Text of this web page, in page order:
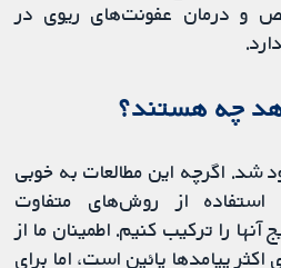
و درمان عفونت‌های ریوی در
چه هستند؟
شد. اگرچه این مطالعات به خوبی
از روش‌های متفاوت
آنها را ترکیب کنیم. اطمینان ما از
پیامدها پائین است، اما برای